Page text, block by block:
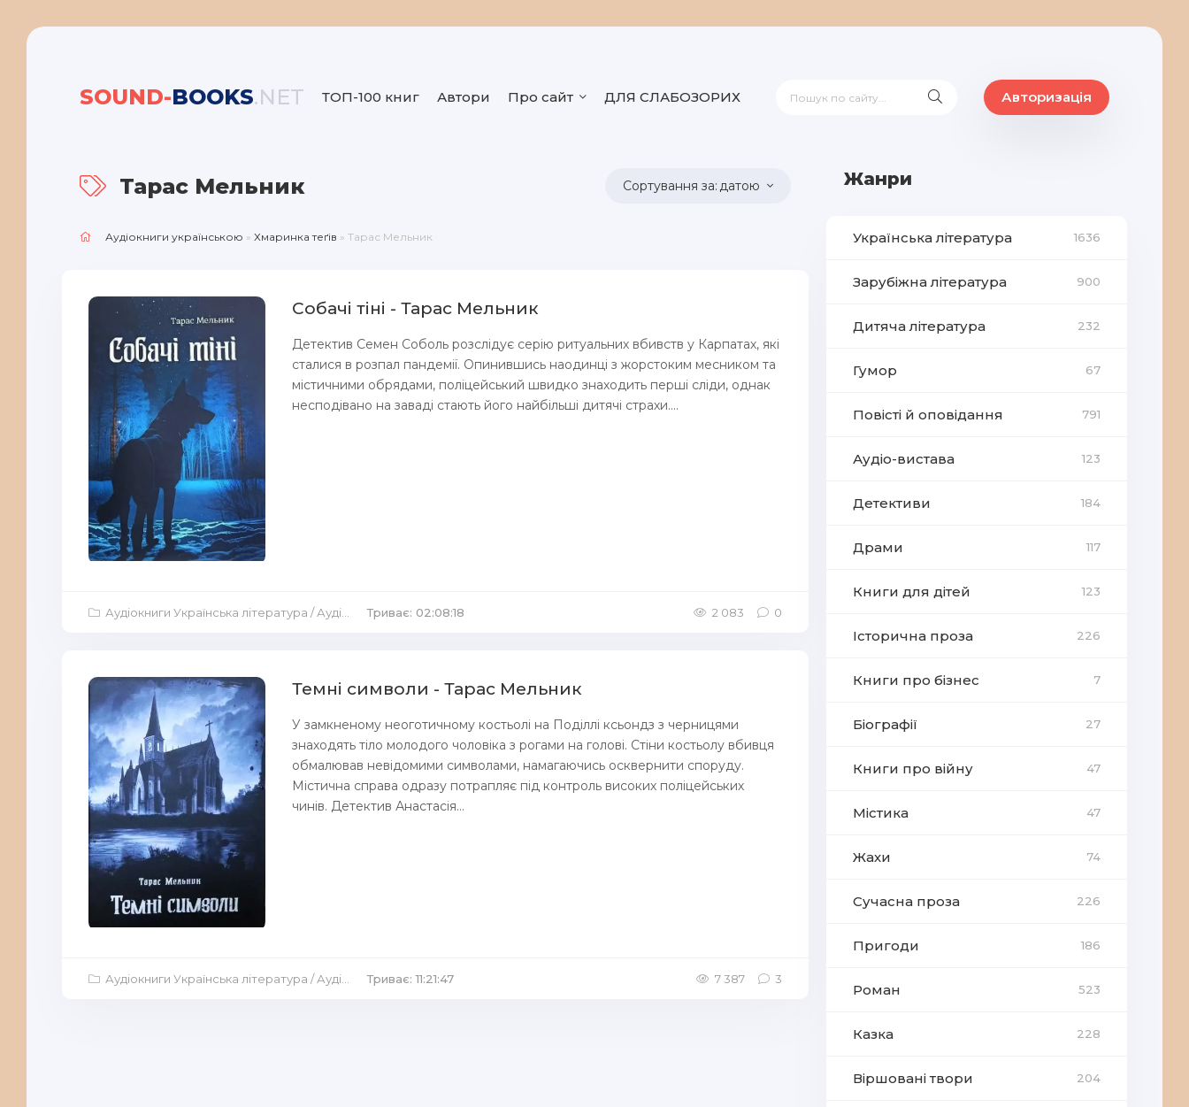
SOUND-BOOKS.NET ТОП-100 книг Автори Про сайт ДЛЯ СЛАБОЗОРИХ Авторизація
Тарас Мельник датою
Аудіокниги українською » Хмаринка теґів » Тарас Мельник
Собачі тіні - Тарас Мельник
Детектив Семен Соболь розслідує серію ритуальних вбивств у Карпатах, які
сталися в розпал пандемії. Опинившись наодинці з жорстоким месником та
містичними обрядами, поліцейський швидко знаходить перші сліди, однак
несподівано на заваді стають його найбільші дитячі страхи....
Аудіокниги Українська література /Аудіокниги Жахи Триває: 02:08:18 2 083 0
Темні символи - Тарас Мельник
У замкненому неоготичному костьолі на Поділлі ксьондз з черницями
знаходять тіло молодого чоловіка з рогами на голові. Стіни костьолу вбивця
обмалював невідомими символами, намагаючись осквернити споруду.
Містична справа одразу потрапляє під контроль високих поліцейських
чинів. Детектив Анастасія...
Аудіокниги Українська література /Аудіокниги Детективи /
Триває: 11:21:47 7 387 3
Жанри
Українська література 1636
Зарубіжна література 900
Дитяча література 232
Гумор 67
Повісті й оповідання 791
Аудіо-вистава 123
Детективи 184
Драми 117
Книги для дітей 123
Історична проза 226
Книги про бізнес 7
Біографії 27
Книги про війну 47
Містика 47
Жахи 74
Сучасна проза 226
Пригоди 186
Роман 523
Казка 228
Віршовані твори 204